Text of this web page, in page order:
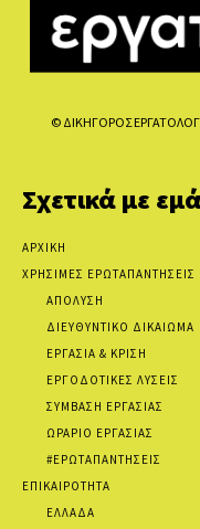
© ΔΙΚΗΓΟΡΟΣ
Σχετικά με
ΑΡΧΙΚΗ
ΧΡΗΣΙΜΕΣ ΕΡΩΤΑΠΑΝΤΗΣΕΙΣ
ΑΠΟΛΥΣΗ
ΔΙΕΥΘΥΝΤΙΚΟ ΔΙΚΑΙΩΜΑ
ΕΡΓΑΣΙΑ & ΚΡΙΣΗ
ΕΡΓΟΔΟΤΙΚΕΣ ΛΥΣΕΙΣ
ΣΥΜΒΑΣΗ ΕΡΓΑΣΙΑΣ
ΩΡΑΡΙΟ ΕΡΓΑΣΙΑΣ
#ΕΡΩΤΑΠΑΝΤΗΣΕΙΣ
ΕΠΙΚΑΙΡΟΤΗΤΑ
ΕΛΛΑΔΑ